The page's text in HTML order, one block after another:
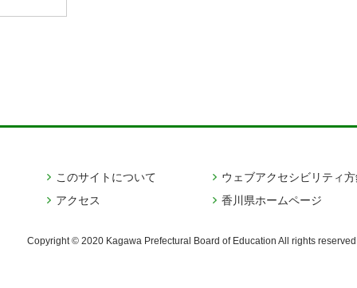
このサイトについて
ウェブアクセシビリティ
アクセス 香川県ホームページ
Copyright © 2020 Kagawa Prefectural Board of Education All rights